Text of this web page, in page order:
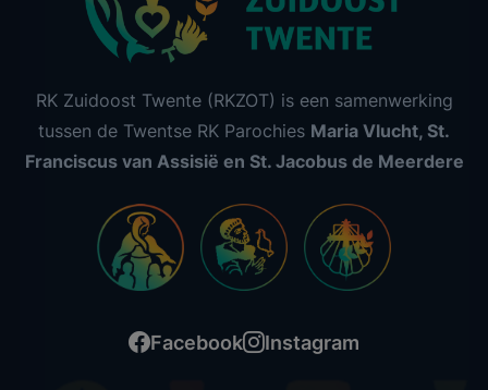
RK Zuidoost Twente (RKZOT) is een samenwerking
tussen de Twentse RK Parochies Maria Vlucht, St.
Franciscus van Assisië en St. Jacobus de Meerdere
Facebook Instagram